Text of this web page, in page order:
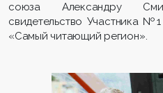
союза Александру
свидетельство Участника
«Самый читающий регион».